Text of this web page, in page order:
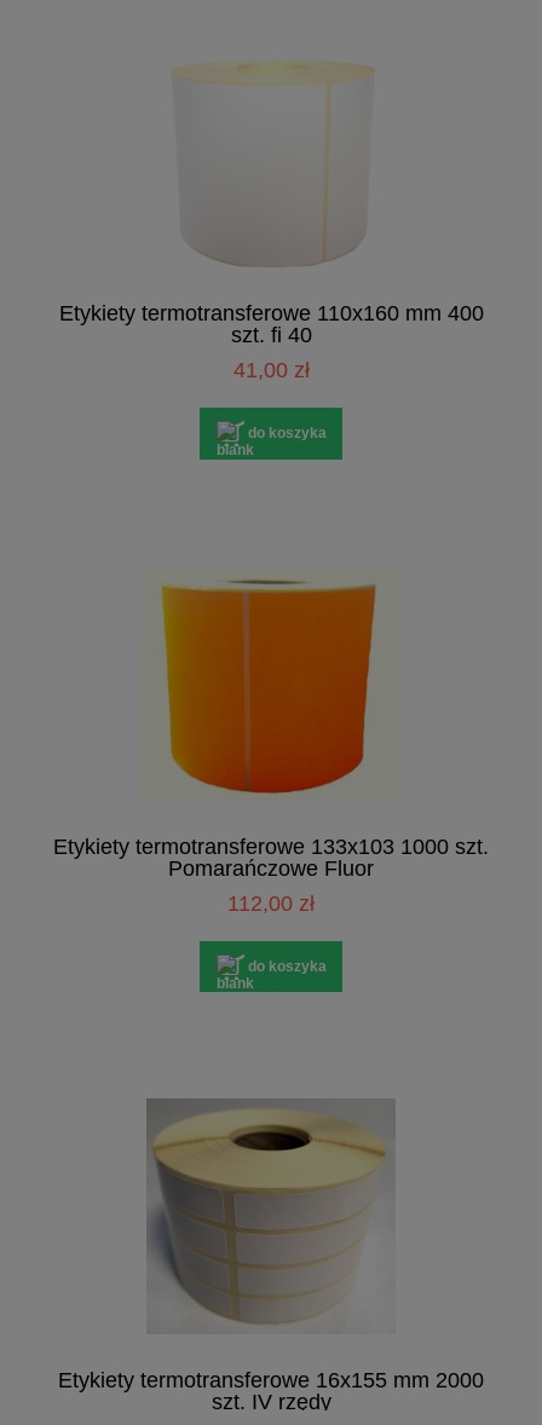
Etykiety termotransferowe 110x160 mm 400
szt. fi 40
41,00 zł
do koszyka
Etykiety termotransferowe 133x103 1000 szt.
Pomarańczowe Fluor
112,00 zł
do koszyka
Etykiety termotransferowe 16x155 mm 2000
szt. IV rzędy